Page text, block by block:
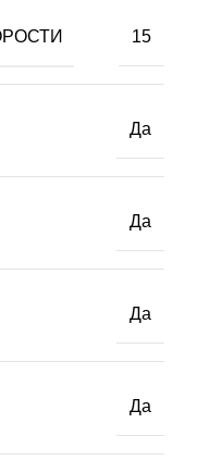
15
Да
Да
Да
Да